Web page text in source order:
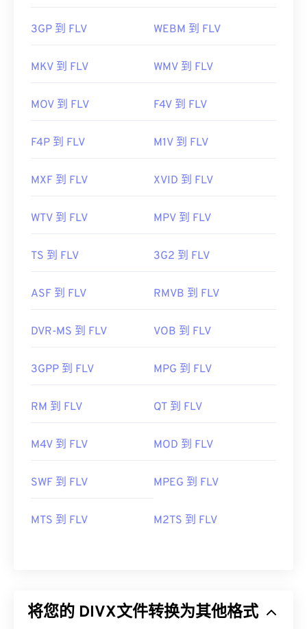
3GP 到 FLV WEBM 到 FLV
MKV 到 FLV WMV 到 FLV
MOV 到 FLV F4V 到 FLV
F4P 到 FLV M1V 到 FLV
MXF 到 FLV XVID 到 FLV
WTV 到 FLV MPV 到 FLV
TS 到 FLV 3G2 到 FLV
ASF 到 FLV RMVB 到 FLV
DVR-MS 到 FLV VOB 到 FLV
3GPP 到 FLV MPG 到 FLV
RM 到 FLV QT 到 FLV
M4V 到 FLV MOD 到 FLV
SWF 到 FLV MPEG 到 FLV
MTS 到 FLV M2TS 到 FLV
将您的 DIVX文件转换为其他格式